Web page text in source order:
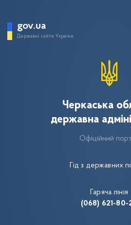
gov.ua
Державні сайти України
Гід з державних
Черкаська
державна
Офіційний
Гаряча лінія
(068) 621-80-